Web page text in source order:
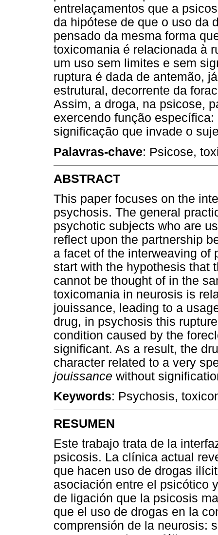
entrelaçamentos que a
da hipótese de que o uso da
pensado da mesma forma
toxicomania é relacionada à
um uso sem limites e sem
ruptura é dada de antemão,
estrutural, decorrente da
Assim, a droga, na psicose,
exercendo função
significação que invade o
Palavras-chave: Psicose,
ABSTRACT
This paper focuses on the
psychosis. The general
psychotic subjects who are
reflect upon the partnership
a facet of the interweaving of
start with the hypothesis that
cannot be thought of in the
toxicomania in neurosis is
jouissance, leading to a
drug, in psychosis this
condition caused by the
significant. As a result, the
character related to a very
jouissance without
Keywords: Psychosis,
RESUMEN
Este trabajo trata de la
psicosis. La clínica actual
que hacen uso de drogas
asociación entre el psicótico
de ligación que la psicosis
que el uso de drogas en la
comprensión de la neurosis: